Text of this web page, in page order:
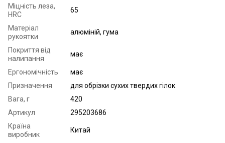
Міцність леза,
HRC
65
Матеріал
рукоятки
алюміній, гума
Покриття від
налипання
має
Ергономічність
має
Призначення
для обрізки сухих твердих гілок
Вага, г
420
Артикул
295203686
Країна
виробник
Китай